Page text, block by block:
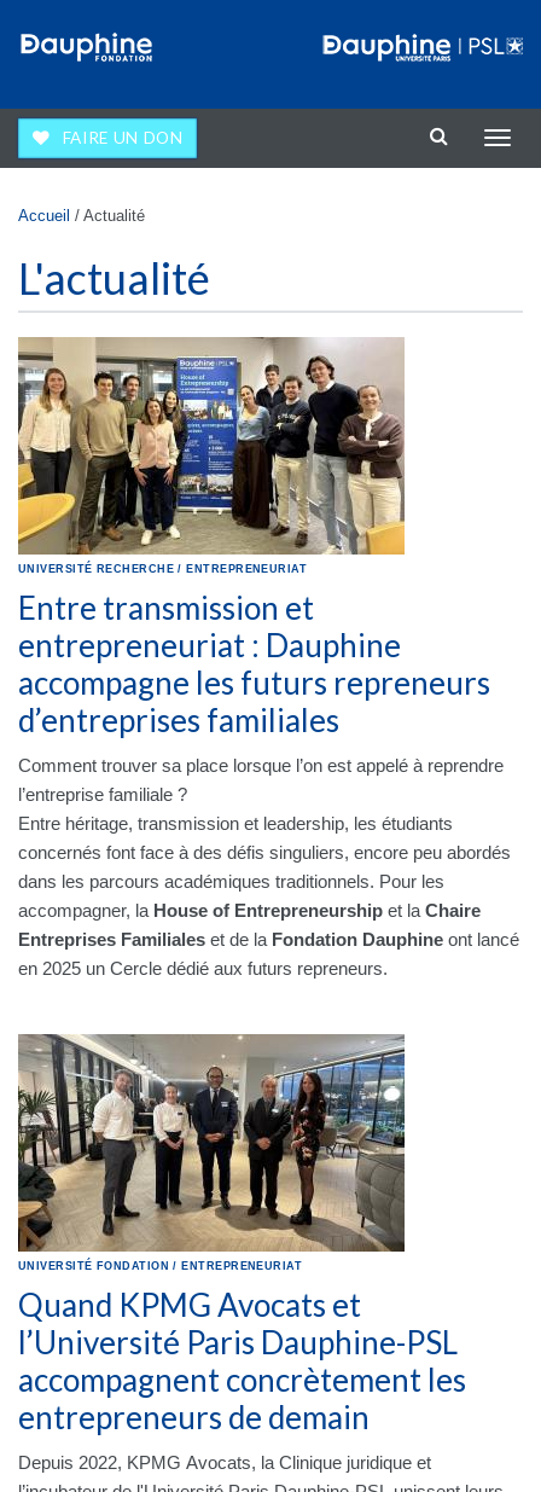
FAIRE UN DON
la
Vous êtes ici
Accueil / Actualité
L'actualité
UNIVERSITÉ RECHERCHE / ENTREPRENEURIAT
Entre transmission et
entrepreneuriat : Dauphine
accompagne les futurs repreneurs
d’entreprises familiales
Comment trouver sa place lorsque l’on est appelé à reprendre
l’entreprise familiale ?
Entre héritage, transmission et leadership, les étudiants
concernés font face à des défis singuliers, encore peu abordés
dans les parcours académiques traditionnels. Pour les
accompagner, la House of Entrepreneurship et la Chaire
Entreprises Familiales et de la Fondation Dauphine ont lancé
en 2025 un Cercle dédié aux futurs repreneurs.
UNIVERSITÉ FONDATION / ENTREPRENEURIAT
Quand KPMG Avocats et
l’Université Paris Dauphine-PSL
accompagnent concrètement les
entrepreneurs de demain
Depuis 2022, KPMG Avocats, la Clinique juridique et